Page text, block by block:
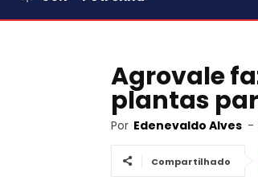
Agrovale
plantas
Por Edenevaldo Alves -
Compartilhado